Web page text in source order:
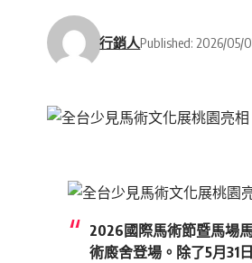
行銷人Published: 2026/05/
2026國際馬術節暨馬場
術廄舍登場。除了5月31